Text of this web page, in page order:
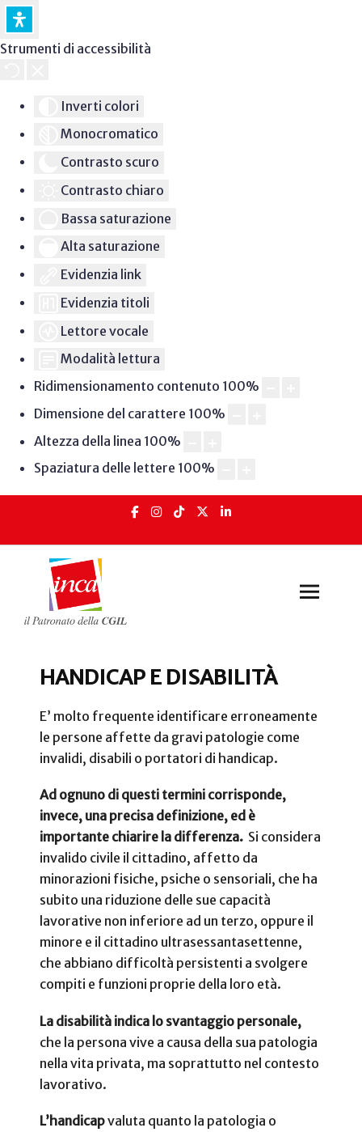
Strumenti di accessibilità
Inverti colori
Monocromatico
Contrasto scuro
Contrasto chiaro
Bassa saturazione
Alta saturazione
Evidenzia link
Evidenzia titoli
Lettore vocale
Modalità lettura
Ridimensionamento contenuto 100%
Dimensione del carattere 100%
Altezza della linea 100%
Spaziatura delle lettere 100%
HANDICAP E DISABILITÀ
E’ molto frequente identificare erroneamente
le persone affette da gravi patologie come
invalidi, disabili o portatori di handicap.
Ad ognuno di questi termini corrisponde,
invece, una precisa definizione, ed è
importante chiarire la differenza. Si considera
invalido civile il cittadino, affetto da
minorazioni fisiche, psiche o sensoriali, che ha
subito una riduzione delle sue capacità
lavorative non inferiore ad un terzo, oppure il
minore e il cittadino ultrasessantasettenne,
che abbiano difficoltà persistenti a svolgere
compiti e funzioni proprie della loro età.
La disabilità indica lo svantaggio personale,
che la persona vive a causa della sua patologia
nella vita privata, ma soprattutto nel contesto
lavorativo.
L’handicapvaluta quanto la patologia o